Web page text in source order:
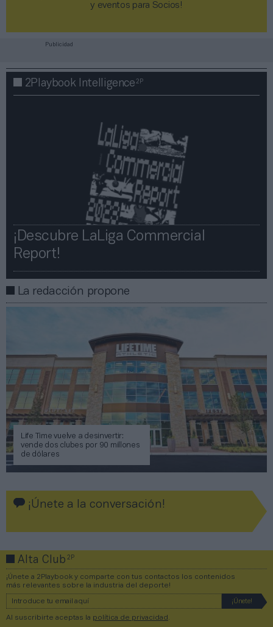
y eventos para Socios!​​​​​​​
Publicidad
2Playbook Intelligence2P
¡Descubre LaLiga Commercial
Report!​​
La redacción propone
Life Time vuelve a desinvertir:
vende dos clubes por 90 millones
de dólares
¡Únete a la conversación!
Alta Club2P
¡Únete a 2Playbook y comparte con tus contactos los contenidos
más relevantes sobre la industria del deporte!
Al suscribirte aceptas la política de privacidad .